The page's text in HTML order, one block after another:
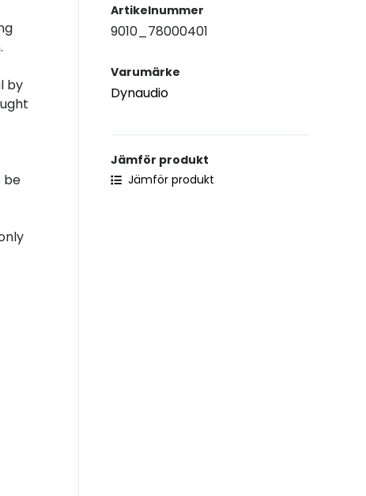
by
be
Artikelnummer
9010_78000401
Varumärke
Dynaudio
Jämför produkt
Jämför produkt